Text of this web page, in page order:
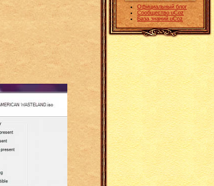
Официальный блог
Сообщество uCoz
База знаний uCoz